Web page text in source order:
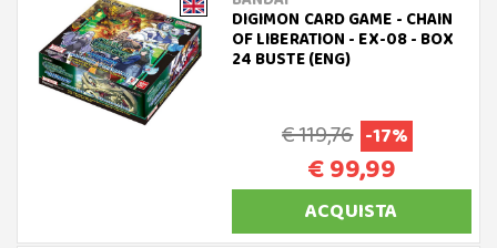
DIGIMON CARD GAME - CHAIN
OF LIBERATION - EX-08 - BOX
24 BUSTE (ENG)
€ 119,76 -17%
€ 99,99
ACQUISTA